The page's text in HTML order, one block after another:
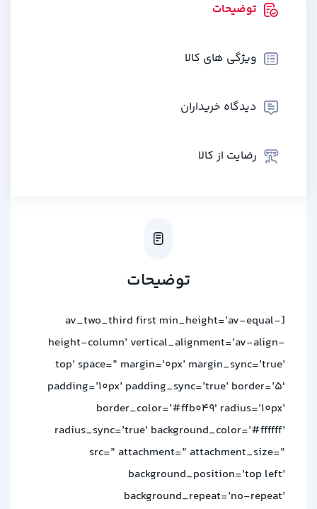
توضیحات
ویژگی های کالا
دیدگاه خریداران
رضایت از کالا
توضیحات
[av_two_third first min_height=’av-equal-
height-column’ vertical_alignment=’av-align-
top’ space=” margin=’0px’ margin_sync=’true’
padding=’10px’ padding_sync=’true’ border=’5′
border_color=’#ffb049′ radius=’10px’
radius_sync=’true’ background_color=’#ffffff’
src=” attachment=” attachment_size=”
background_position=’top left’
background_repeat=’no-repeat’